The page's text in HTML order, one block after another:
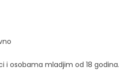
i osobama mladjim od 18